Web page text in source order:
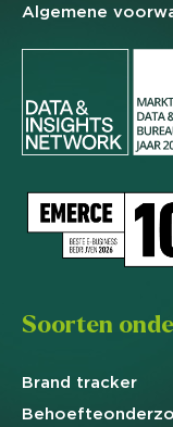
Algemene
Soorten
Brand tracker
Behoefte